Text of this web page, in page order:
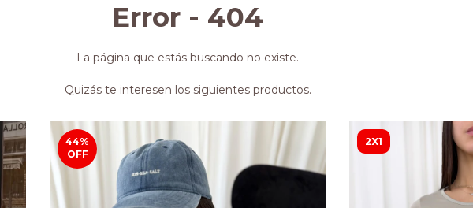
Error - 404
La página que estás buscando no existe.
Quizás te interesen los siguientes productos.
44%
OFF
2X1